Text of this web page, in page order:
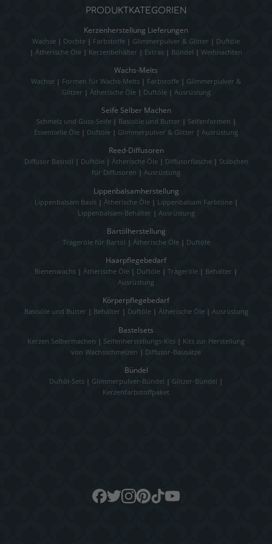
PRODUKTKATEGORIEN
Kerzenherstellung Lieferungen
Wachse | Dochte | Farbstoffe | Glimmerpulver & Glitter | Duftöle
| Ätherische Öle | Kerzenbehälter | Extras | Bündel | Weihnachten
Wachs-Melts
Wachse | Formen für Wachs-Melts | Farbstoffe | Glimmerpulver &
Glitzer | Ätherische Öle| Duftöle| Ausrüstung
Seife Selber Machen
Schmelz und Guss-Seife| Basisöle und Butter | Seifenformen |
Essentielle Öle | Duftöle | Glimmerpulver & Glitter | Ausrüstung
Reed-Diffusoren
Diffusor Basisöl | Duftöle| Ätherische Öle| Diffusorflasche| Stäbchen
für Diffusoren | Ausrüstung
Lippenbalsamherstellung
Lippenbalsam Basis| Ätherische Öle| Lippenbalsam Farbtöne|
Lippenbalsam-Behälter | Ausrüstung
Bartölherstellung
Trägeröle für Bartöl | Ätherische Öle| Duftöle
Haarpflegebedarf
Bienenwachs | Ätherische Öle | Duftöle | Trägeröle | Behälter |
Ausrüstung
Körperpflegebedarf
Basisöle und Butter | Behälter | Duftöle| Ätherische Öle| Ausrüstung
Bastelsets
Kerzen Selbermachen | Seifenherstellungs-Kits | Kits zur Herstellung
von Wachsschmelzen | Diffusor-Bausätze
Bündel
Duftöl-Sets | Glimmerpulver-Bündel | Glitzer-Bündel |
Kerzenfarbstoffpaket